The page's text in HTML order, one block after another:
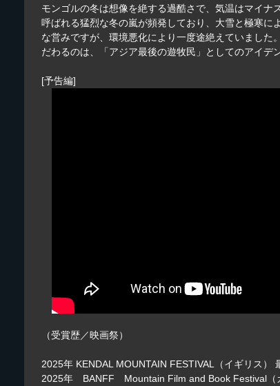
モンゴルの冬は想像を絶する過酷さで、気温はマイ
呼ばれる猛烈な冬の嵐が頻発しており、大雪と極寒
な営みですが、環境悪化により一度途絶えていまし
だわるのは、「アジア最後の遊牧民」としてのアイデ
[予告編]
（受賞歴／映画祭）
2025年 KENDAL MOUNTAIN FESTIVAL（イギリス）
2025年 BANFF Mountain Film and Book Festival（